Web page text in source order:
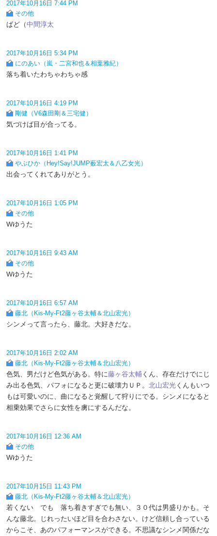
2017年10月16日 7:44 PM
その他
ばど（中間淳太
2017年10月16日 5:34 PM
にのあい（嵐・二宮和也＆相葉雅紀）
落ち着いたわちゃわちゃ感
2017年10月16日 4:19 PM
剛健（V6森田剛＆三宅健）
気づけば目が合ってる。
2017年10月16日 1:41 PM
やぶひか（Hey!Say!JUMP薮宏太＆八乙女光）
出会ってくれてありがとう。
2017年10月16日 1:05 PM
その他
Wゆうた
2017年10月16日 9:43 AM
その他
Wゆうた
2017年10月16日 6:57 AM
藤北（Kis-My-Ft2藤ヶ谷太輔＆北山宏光）
シンメって言ったら、藤北。大好きだな。
2017年10月16日 2:02 AM
藤北（Kis-My-Ft2藤ヶ谷太輔＆北山宏光）
色気、男だけど色気がある。特に藤ヶ谷太輔 くん、存在だけでにじ
み出る色気、パフォになると更に破壊力ＵＰ。 北山宏光くんもいつ
もは可愛いのに、曲になると覚醒して狩りにでる。シンメになると
相乗効果でさらに女性を虜にするんだな。
2017年10月16日 12:36 AM
その他
Wゆうた
2017年10月15日 11:43 PM
藤北（Kis-My-Ft2藤ヶ谷太輔＆北山宏光）
若くない でも 落ち着きすぎでも無い、３０代は男盛りかも。そ
んな藤北。じれったいほど目を合わさない。けど信頼し合っている
からこそ、あのパフォーマンスができる。不思議なシンメ関係だな